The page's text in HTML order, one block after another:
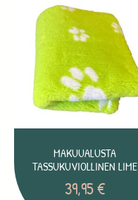
MAKUUALUSTA
TASSUKUVIOLLINEN LIME
39,95€